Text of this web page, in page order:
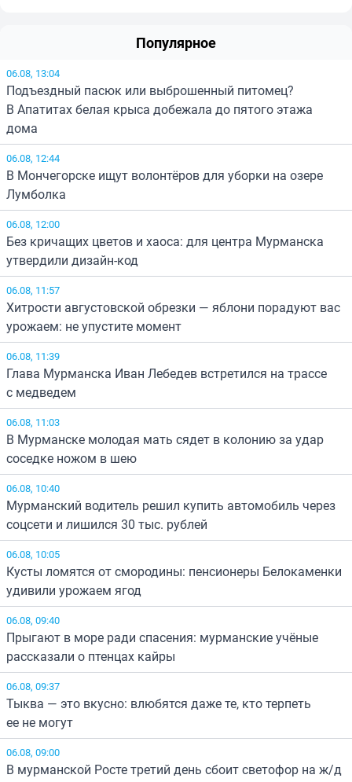
Популярное
06.08, 13:04
Подъездный пасюк или выброшенный питомец?
В Апатитах белая крыса добежала до пятого этажа
дома
06.08, 12:44
В Мончегорске ищут волонтёров для уборки на озере
Лумболка
06.08, 12:00
Без кричащих цветов и хаоса: для центра Мурманска
утвердили дизайн-код
06.08, 11:57
Хитрости августовской обрезки — яблони порадуют вас
урожаем: не упустите момент
06.08, 11:39
Глава Мурманска Иван Лебедев встретился на трассе
с медведем
06.08, 11:03
В Мурманске молодая мать сядет в колонию за удар
соседке ножом в шею
06.08, 10:40
Мурманский водитель решил купить автомобиль через
соцсети и лишился 30 тыс. рублей
06.08, 10:05
Кусты ломятся от смородины: пенсионеры Белокаменки
удивили урожаем ягод
06.08, 09:40
Прыгают в море ради спасения: мурманские учёные
рассказали о птенцах кайры
06.08, 09:37
Тыква — это вкусно: влюбятся даже те, кто терпеть
ее не могут
06.08, 09:00
В мурманской Росте третий день сбоит светофор на ж/д